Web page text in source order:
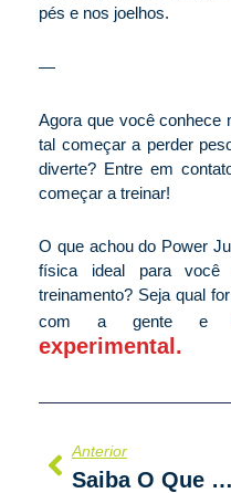
pés e nos joelhos.
—
Agora que você conhece
tal começar a perder
diverte? Entre em
começar a treinar!
O que achou do Power
física ideal para
treinamento? Seja qual
com a gente
experimental.
Prev
Anterior
Saiba O Que É E Como Funciona O Core Training